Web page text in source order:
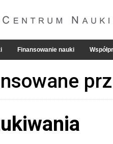
Finansowanie nauki